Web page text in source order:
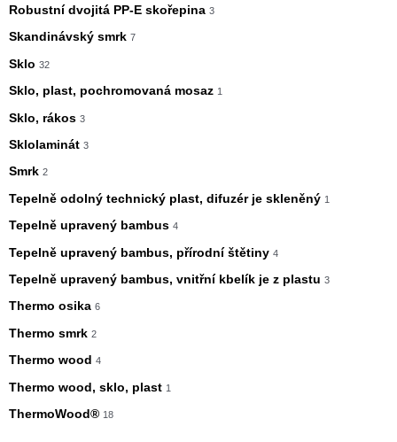
Robustní dvojitá PP-E skořepina 3
Skandinávský smrk 7
Sklo 32
Sklo, plast, pochromovaná mosaz 1
Sklo, rákos 3
Sklolaminát 3
Smrk 2
Tepelně odolný technický plast, difuzér je skleněný 1
Tepelně upravený bambus 4
Tepelně upravený bambus, přírodní štětiny 4
Tepelně upravený bambus, vnitřní kbelík je z plastu 3
Thermo osika 6
Thermo smrk 2
Thermo wood 4
Thermo wood, sklo, plast 1
ThermoWood® 18